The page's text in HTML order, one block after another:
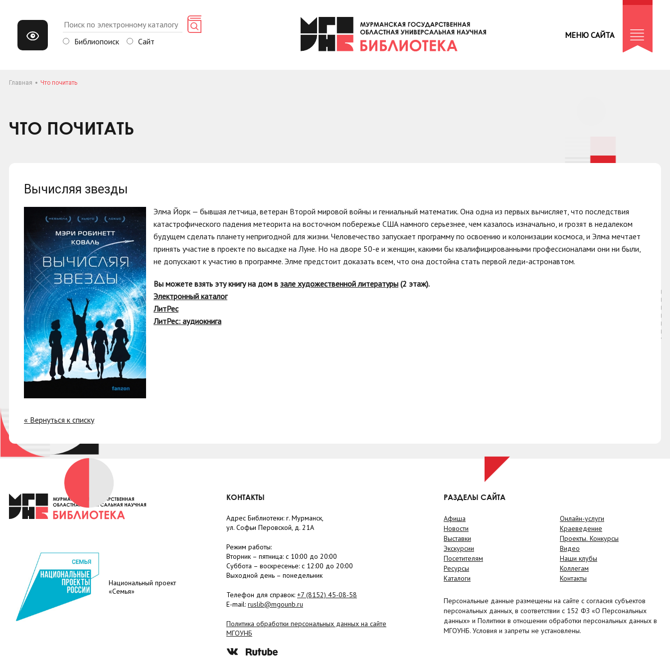
Библиопоиск Сайт
МЕНЮ САЙТА
Главная Что почитать
ЧТО ПОЧИТАТЬ
Вычисляя звезды
Элма Йорк — бывшая летчица, ветеран Второй мировой войны и гениальный математик. Она одна из первых вычисляет, что последствия
катастрофического падения метеорита на восточном побережье США намного серьезнее, чем казалось изначально, и грозят в недалеком
будущем сделать планету непригодной для жизни. Человечество запускает программу по освоению и колонизации космоса, и Элма мечтает
принять участие в проекте по высадке на Луне. Но на дворе 50-е и женщин, какими бы квалифицированными профессионалами они ни были,
не допускают к участию в программе. Элме предстоит доказать всем, что она достойна стать первой леди-астронавтом.
Вы можете взять эту книгу на дом в зале художественной литературы (2 этаж).
Электронный каталог
ЛитРес
ЛитРес: аудиокнига
« Вернуться к списку
Национальный проект
«Семья»
КОНТАКТЫ
Адрес Библиотеки: г. Мурманск,
ул. Софьи Перовской, д. 21А
Режим работы:
Вторник – пятница: с 10:00 до 20:00
Суббота – воскресенье: c 12:00 до 20:00
Выходной день – понедельник
Телефон для справок: +7 (8152) 45-08-58
E-mail: ruslib@mgounb.ru
Политика обработки персональных данных на сайте
МГОУНБ
РАЗДЕЛЫ САЙТА
Афиша
Новости
Выставки
Экскурсии
Посетителям
Ресурсы
Каталоги
Онлайн-услуги
Краеведение
Проекты. Конкурсы
Видео
Наши клубы
Коллегам
Контакты
Персональные данные размещены на сайте с согласия субъектов
персональных данных, в соответствии с 152 ФЗ «О Персональных
данных» и Политики в отношении обработки персональных данных в
МГОУНБ. Условия и запреты не установлены.